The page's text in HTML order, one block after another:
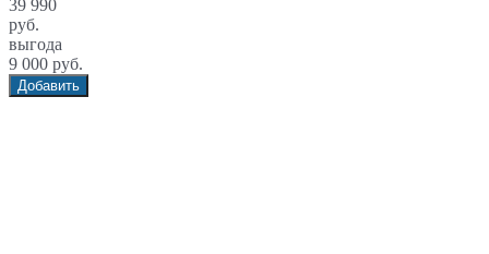
39 990
руб.
выгода
9 000 руб.
Добавить